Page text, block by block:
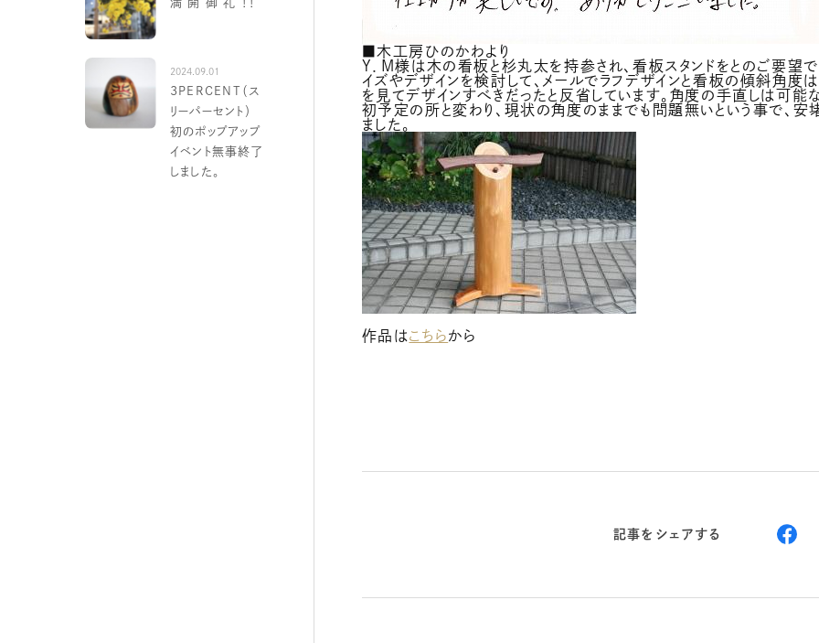
■木工房ひのかわより
Y．M様は木の看板と杉丸太を持参され、看板スタンドをとのご要望
イズやデザインを検討して、メールでラフデザインと看板の傾斜角度
を見てデザインすべきだったと反省しています。角度の手直しは可
初予定の所と変わり、現状の角度のままでも問題無いという事で、安
ました。
作品はこちらから
記事をシェアする
2024.09.01
3PERCENT（ス
リーパーセント）
初のポップアップ
イベント無事終了
しました。